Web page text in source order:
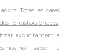
Totes les cares
o distorsionades,
explícitament a
nos-ho saber a